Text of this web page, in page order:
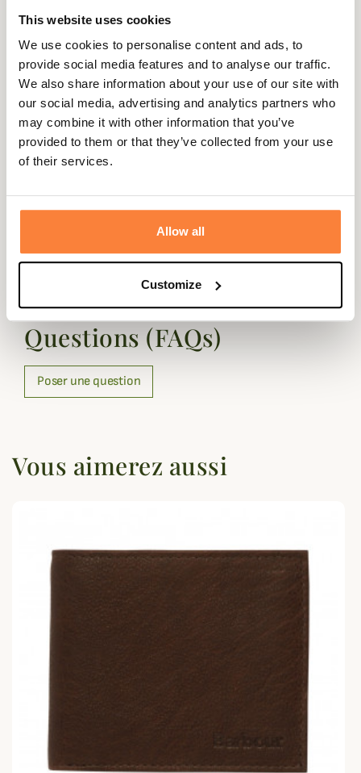
This website uses cookies
We use cookies to personalise content and ads, to
provide social media features and to analyse our traffic.
We also share information about your use of our site with
our social media, advertising and analytics partners who
may combine it with other information that you’ve
provided to them or that they’ve collected from your use
of their services.
Allow all
Customize
Dimensions : 26cm x 18.5cm
Fiche technique
Composition 100% Coton, 100% Cuir
Doublure 100% Polyester
Dimensions 26cm x 18.5cm
Coloris Marron, Vert
Questions (FAQs)
Questions (FAQs)
Poser une question
Vous aimerez aussi